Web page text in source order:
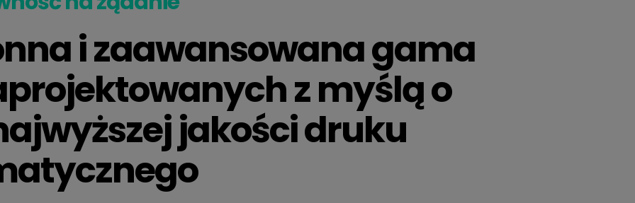
i zaawansowana gama
z myślą o
jakości druku